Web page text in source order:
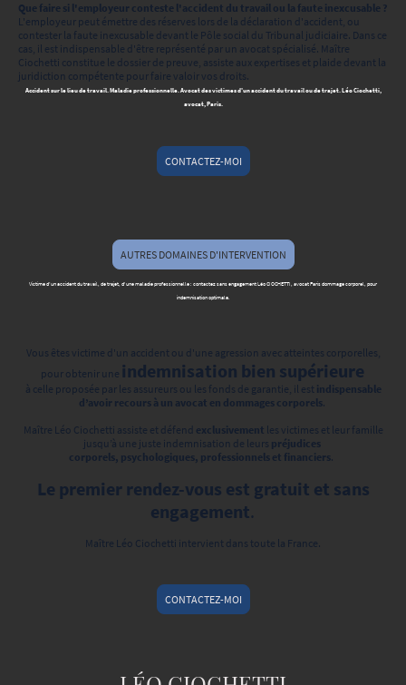
Que faire si l'employeur conteste l'accident du travail ou la faute inexcusable ?
L'employeur peut émettre des réserves lors de la déclaration d'accident, ou
contester la faute inexcusable devant le Pôle social du Tribunal judiciaire. Dans ce
cas, il est indispensable d'être représenté par un avocat spécialisé. Maître
Ciochetti constitue le dossier de preuve, assiste aux expertises et plaide devant la
juridiction compétente pour faire valoir vos droits.
Accident sur le lieu de travail. Maladie professionnelle. Avocat des victimes d'un accident du travail ou de trajet. Léo Ciochetti,
avocat, Paris.
CONTACTEZ-MOI
AUTRES DOMAINES D'INTERVENTION
Victime d’un accident du travail, de trajet, d'une maladie professionnelle : contactez sans engagement Léo CIOCHETTI, avocat Paris dommage corporel, pour
indemnisation optimale.
Vous êtes victime d'un accident ou d'une agression avec atteintes corporelles,
pour obtenir une indemnisation bien supérieure
à celle proposée par les assureurs ou les fonds de garantie, il est indispensable
d’avoir recours à un avocat en dommages corporels.
Maître Léo Ciochetti assiste et défend exclusivement les victimes et leur famille
jusqu’à une juste indemnisation de leurs préjudices
corporels, psychologiques, professionnels et financiers.
Le premier rendez-vous est gratuit et sans
engagement.
Maître Léo Ciochetti intervient dans toute la France.
CONTACTEZ-MOI